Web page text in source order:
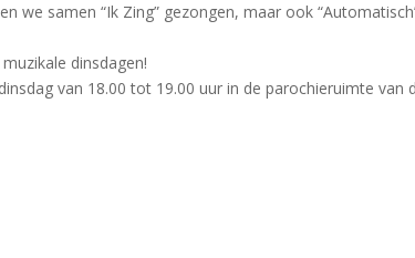
samen “Ik Zing” gezongen, maar ook
dinsdagen!
van 18.00 tot 19.00 uur in de parochieruimte van